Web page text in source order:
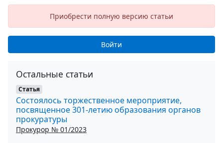
Приобрести полную версию статьи
Войти
Остальные статьи
Статья
Состоялось торжественное мероприятие,
посвященное 301-летию образования органов
прокуратуры
Прокурор № 01/2023